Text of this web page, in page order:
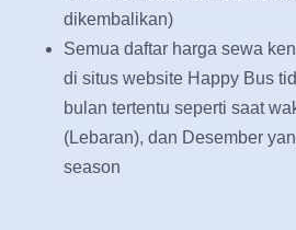
dikembalikan)
Semua daftar harga sewa
di situs website Happy Bus
bulan tertentu seperti saat
(Lebaran), dan Desember
season